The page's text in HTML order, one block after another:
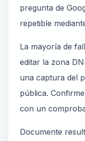
pregunta de
repetible
La mayoría de
editar la zona
una captura del
pública.
con un
Documente